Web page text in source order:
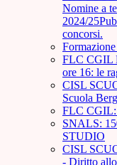
Nomine a
2024/
concorsi.
FLC CGIL
ore 16: le
CISL
Scuola
FLC
SNALS:
STUDIO
CISL
- Diritto